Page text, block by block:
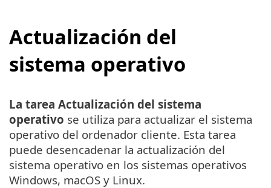
Actualización del
sistema operativo
La tarea Actualización del sistema
operativo se utiliza para actualizar el sistema
operativo del ordenador cliente. Esta tarea
puede desencadenar la actualización del
sistema operativo en los sistemas operativos
Windows, macOS y Linux.